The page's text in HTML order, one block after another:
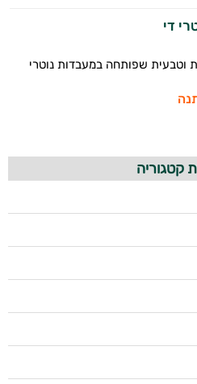
די
וטבעית שפותחה במעבדות נוטרי
קטגוריה